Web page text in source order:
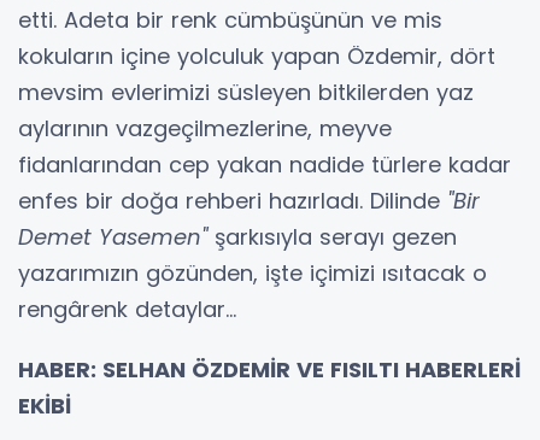
etti. Adeta bir renk cümbüşünün ve mis
kokuların içine yolculuk yapan Özdemir, dört
mevsim evlerimizi süsleyen bitkilerden yaz
aylarının vazgeçilmezlerine, meyve
fidanlarından cep yakan nadide türlere kadar
enfes bir doğa rehberi hazırladı. Dilinde "Bir
Demet Yasemen"şarkısıyla serayı gezen
yazarımızın gözünden, işte içimizi ısıtacak o
rengârenk detaylar...
HABER: SELHAN ÖZDEMİR VE FISILTI HABERLERİ
EKİBİ